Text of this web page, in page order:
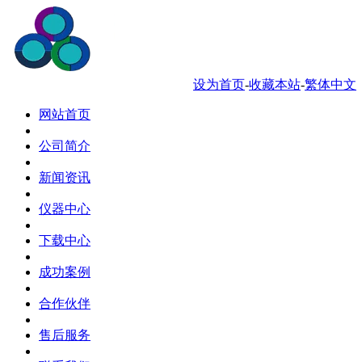
设为首页-收藏本站-繁体中文
网站首页
公司简介
新闻资讯
仪器中心
下载中心
成功案例
合作伙伴
售后服务